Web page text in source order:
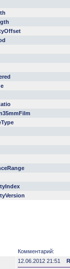
Комментарий:
12.06.2012 21:51